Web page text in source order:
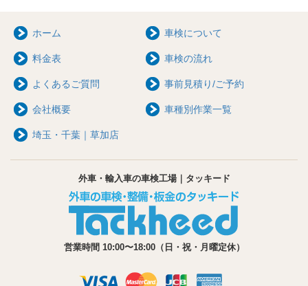
ホーム 車検について
料金表 車検の流れ
よくあるご質問 事前見積り/ご予約
会社概要 車種別作業一覧
埼玉・千葉｜草加店
外車・輸入車の車検工場｜タッキード
営業時間 10:00〜18:00（日・祝・月曜定休）